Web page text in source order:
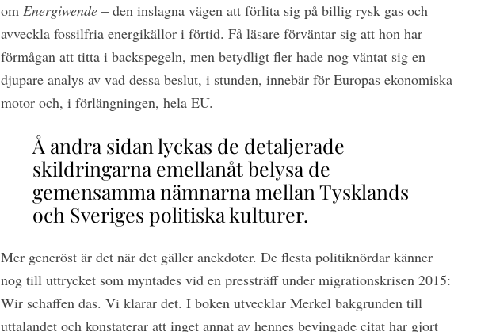
om Energiwende– den inslagna vägen att förlita sig på billig rysk gas och
avveckla fossilfria energikällor i förtid. Få läsare förväntar sig att hon har
förmågan att titta i backspegeln, men betydligt fler hade nog väntat sig en
djupare analys av vad dessa beslut, i stunden, innebär för Europas ekonomiska
motor och, i förlängningen, hela EU.
Å andra sidan lyckas de detaljerade
skildringarna emellanåt belysa de
gemensamma nämnarna mellan Tysklands
och Sveriges politiska kulturer.
Mer generöst är det när det gäller anekdoter. De flesta politiknördar känner
nog till uttrycket som myntades vid en pressträff under migrationskrisen 2015:
Wir schaffen das. Vi klarar det. I boken utvecklar Merkel bakgrunden till
uttalandet och konstaterar att inget annat av hennes bevingade citat har gjort